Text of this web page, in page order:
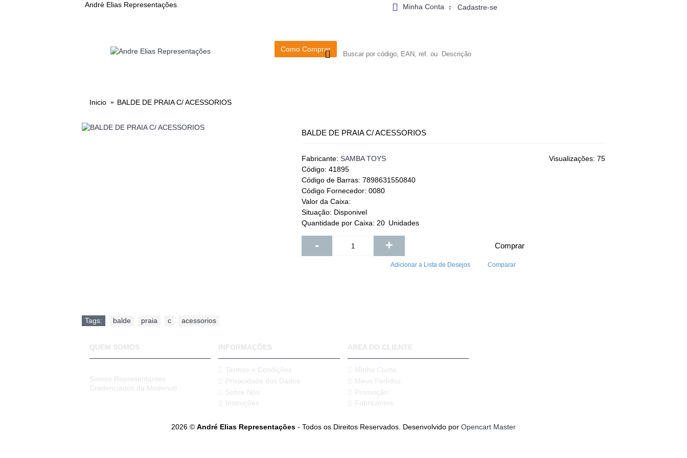
André Elias Representações Minha Conta Cadastre-se
Como Comprar
Inicio BALDE DE PRAIA C/ ACESSORIOS
BALDE DE PRAIA C/ ACESSORIOS
Visualizações: 75
Fabricante: SAMBA TOYS
Código: 41895
Código de Barras: 7898631550840
Código Fornecedor: 0080
Valor da Caixa:
Situação: Disponivel
Quantidade por Caixa: 20 Unidades
- + Comprar
Adicionar a Lista de Desejos Comparar
Tags: balde praia c acessorios
QUEM SOMOS
Somos Representantes
Credenciados da Modenuti.
INFORMAÇÕES
Termos e Condições
Privacidade dos Dados
Sobre Nós
Instruções
AREA DO CLIENTE
Minha Conta
Meus Pedidos
Promoção
Fabricantes
2026 © André Elias Representações - Todos os Direitos Reservados. Desenvolvido por Opencart Master